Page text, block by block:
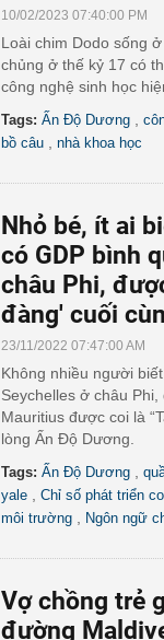
10/02/2023 07:40:00 PM
Loài chim Dodo sống
chủng ở thế kỷ 17 có
công nghệ sinh học
Tags: Ấn Độ Dương
bồ câu
nhà khoa học
Nhỏ bé, ít ai
có GDP bình
châu Phi,
đàng' cuối
23/11/2022 07:47:00 AM
Không nhiều người
Seychelles ở châu
Mauritius được coi là
lòng Ấn Độ Dương.
Tags: Ấn Độ Dương
yale
Chỉ số phát triển
môi trường
Ngôn ngữ
Vợ chồng trẻ
đường